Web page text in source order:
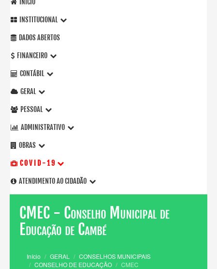
INÍCIO
INSTITUCIONAL
DADOS ABERTOS
FINANCEIRO
CONTÁBIL
GERAL
PESSOAL
ADMINISTRATIVO
OBRAS
C O V I D - 1 9
ATENDIMENTO AO CIDADÃO
CMEC - Conselho Municipal de
Educação de Cambé
Início GERAL
CONSELHOS MUNICIPAIS
CONSELHO DE EDUCAÇÃO
CMEC